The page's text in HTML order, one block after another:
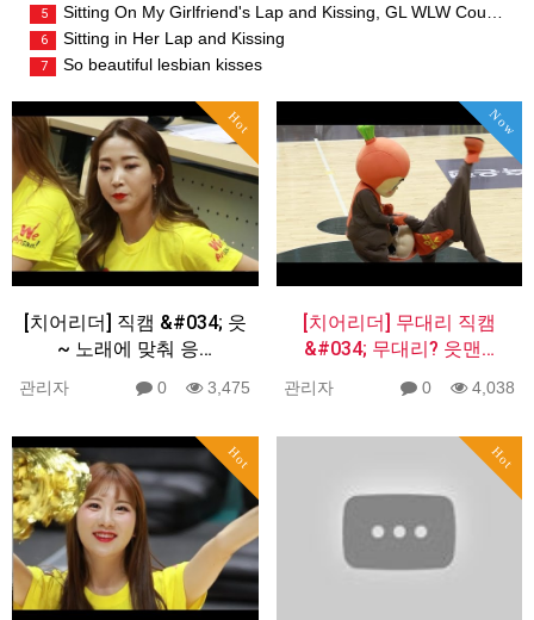
5 Sitting On My Girlfriend's Lap and Kissing, GL WLW Couple
6 Sitting in Her Lap and Kissing
7 So beautiful lesbian kisses
Hot
[치어리더] 직캠 &#034; 읏
~ 노래에 맞춰 응…
관리자 0 3,475
Now
[치어리더] 무대리 직캠
&#034; 무대리? 읏맨…
관리자 0 4,038
Hot Hot